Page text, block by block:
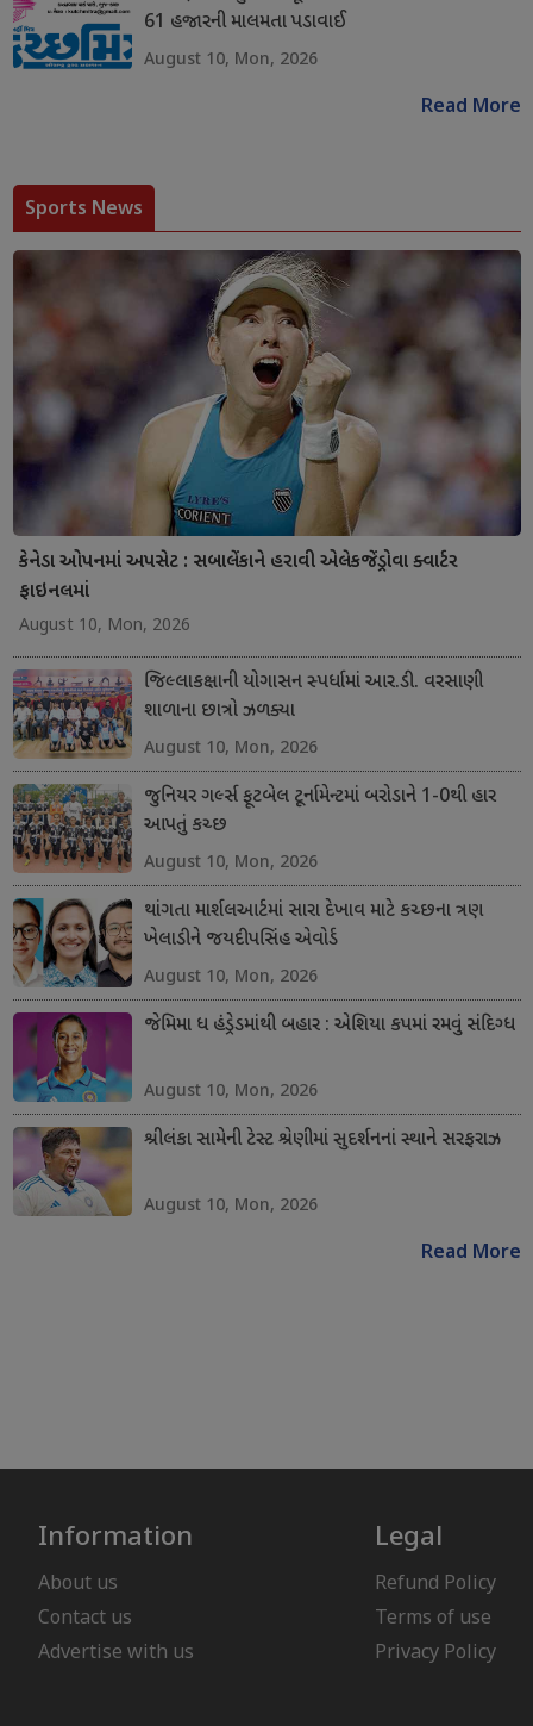
61 હજારની માલમતા પડાવાઈ
August 10, Mon, 2026
Read More
Sports News
કેનેડા ઓપનમાં અપસેટ : સબાલેંકાને હરાવી એલેકજેંડ્રોવા ક્વાર્ટર
ફાઇનલમાં
August 10, Mon, 2026
જિલ્લાકક્ષાની યોગાસન સ્પર્ધામાં આર.ડી. વરસાણી
શાળાના છાત્રો ઝળક્યા
August 10, Mon, 2026
જુનિયર ગર્લ્સ ફૂટબેલ ટૂર્નામેન્ટમાં બરોડાને 1-0થી હાર
આપતું કચ્છ
August 10, Mon, 2026
થાંગતા માર્શલઆર્ટમાં સારા દેખાવ માટે કચ્છના ત્રણ
ખેલાડીને જયદીપસિંહ એવોર્ડ
August 10, Mon, 2026
જેમિમા ધ હંડ્રેડમાંથી બહાર : એશિયા કપમાં રમવું સંદિગ્ધ
August 10, Mon, 2026
શ્રીલંકા સામેની ટેસ્ટ શ્રેણીમાં સુદર્શનનાં સ્થાને સરફરાઝ
August 10, Mon, 2026
Read More
Information
About us
Contact us
Advertise with us
Legal
Refund Policy
Terms of use
Privacy Policy